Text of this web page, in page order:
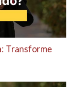
Transforme